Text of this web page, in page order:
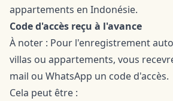
appartements en Indonésie.
Code d'accès reçu à l'avance
À noter : Pour l'enregistrement
villas ou appartements, vous
mail ou WhatsApp un code d'accès.
Cela peut être :